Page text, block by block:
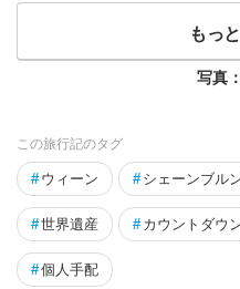
もっ
写真
この旅行記のタグ
# ウィーン # シェーンブル
#世界遺産 # カウントダウ
#個人手配